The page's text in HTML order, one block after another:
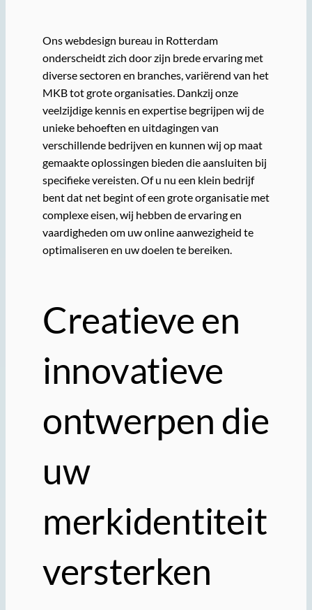
Ons webdesign bureau in Rotterdam
onderscheidt zich door zijn brede ervaring met
diverse sectoren en branches, variërend van het
MKB tot grote organisaties. Dankzij onze
veelzijdige kennis en expertise begrijpen wij de
unieke behoeften en uitdagingen van
verschillende bedrijven en kunnen wij op maat
gemaakte oplossingen bieden die aansluiten bij
specifieke vereisten. Of u nu een klein bedrijf
bent dat net begint of een grote organisatie met
complexe eisen, wij hebben de ervaring en
vaardigheden om uw online aanwezigheid te
optimaliseren en uw doelen te bereiken.
Creatieve en
innovatieve
ontwerpen die
uw
merkidentiteit
versterken